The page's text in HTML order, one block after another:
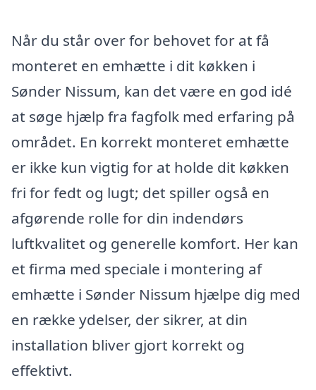
Når du står over for behovet for at få
monteret en emhætte i dit køkken i
Sønder Nissum, kan det være en god idé
at søge hjælp fra fagfolk med erfaring på
området. En korrekt monteret emhætte
er ikke kun vigtig for at holde dit køkken
fri for fedt og lugt; det spiller også en
afgørende rolle for din indendørs
luftkvalitet og generelle komfort. Her kan
et firma med speciale i montering af
emhætte i Sønder Nissum hjælpe dig med
en række ydelser, der sikrer, at din
installation bliver gjort korrekt og
effektivt.